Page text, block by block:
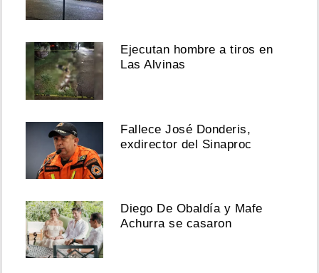
Ejecutan hombre a tiros en
Las Alvinas
Fallece José Donderis,
exdirector del Sinaproc
Diego De Obaldía y Mafe
Achurra se casaron